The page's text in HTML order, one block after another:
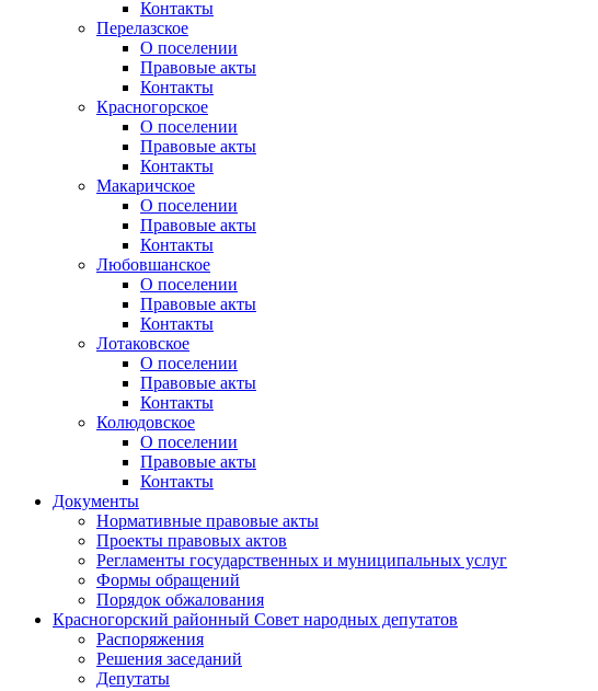
Контакты
Перелазское
О поселении
Правовые акты
Контакты
Красногорское
О поселении
Правовые акты
Контакты
Макаричское
О поселении
Правовые акты
Контакты
Любовшанское
О поселении
Правовые акты
Контакты
Лотаковское
О поселении
Правовые акты
Контакты
Колюдовское
О поселении
Правовые акты
Контакты
Документы
Нормативные правовые акты
Проекты правовых актов
Регламенты государственных и муниципальных услуг
Формы обращений
Порядок обжалования
Красногорский районный Совет народных депутатов
Распоряжения
Решения заседаний
Депутаты